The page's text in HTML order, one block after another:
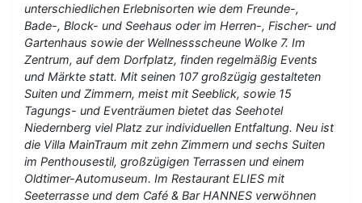
unterschiedlichen Erlebnisorten wie dem Freunde-,
Bade-, Block- und Seehaus oder im Herren-, Fischer- und
Gartenhaus sowie der Wellnessscheune Wolke 7. Im
Zentrum, auf dem Dorfplatz, finden regelmäßig Events
und Märkte statt. Mit seinen 107 großzügig gestalteten
Suiten und Zimmern, meist mit Seeblick, sowie 15
Tagungs- und Eventräumen bietet das Seehotel
Niedernberg viel Platz zur individuellen Entfaltung. Neu ist
die Villa MainTraum mit zehn Zimmern und sechs Suiten
im Penthousestil, großzügigen Terrassen und einem
Oldtimer-Automuseum. Im Restaurant ELIES mit
Seeterrasse und dem Café & Bar HANNES verwöhnen